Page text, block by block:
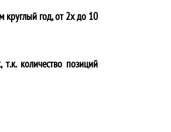
круглый год, от 2х до 10
количество позиций